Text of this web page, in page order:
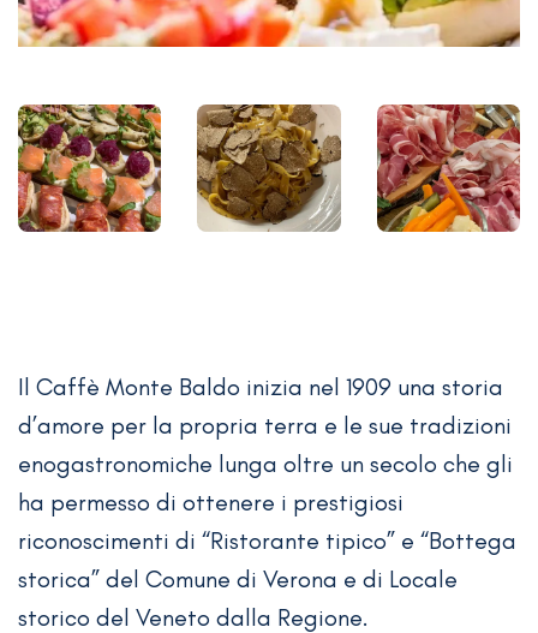
Il Caffè Monte Baldo inizia nel 1909 una storia
d’amore per la propria terra e le sue tradizioni
enogastronomiche lunga oltre un secolo che gli
ha permesso di ottenere i prestigiosi
riconoscimenti di “Ristorante tipico” e “Bottega
storica” del Comune di Verona e di Locale
storico del Veneto dalla Regione.